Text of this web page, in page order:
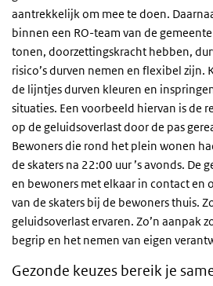
aantrekkelijk om mee te doen.
binnen een RO-team van de
tonen, doorzettingskracht hebben,
risico’s durven nemen en flexibel zijn.
de lijntjes durven kleuren en
situaties. Een voorbeeld hiervan is de
op de geluidsoverlast door de pas
Bewoners die rond het plein wonen
de skaters na 22:00 uur ’s avonds. De
en bewoners met elkaar in contact en
van de skaters bij de bewoners thuis.
geluidsoverlast ervaren. Zo’n aanpak
begrip en het nemen van eigen
Gezonde keuzes bereik je